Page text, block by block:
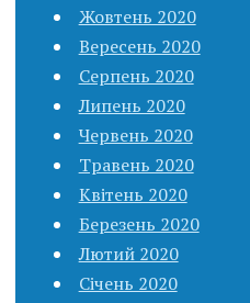
Жовтень 2020
Вересень 2020
Серпень 2020
Липень 2020
Червень 2020
Травень 2020
Квітень 2020
Березень 2020
Лютий 2020
Січень 2020